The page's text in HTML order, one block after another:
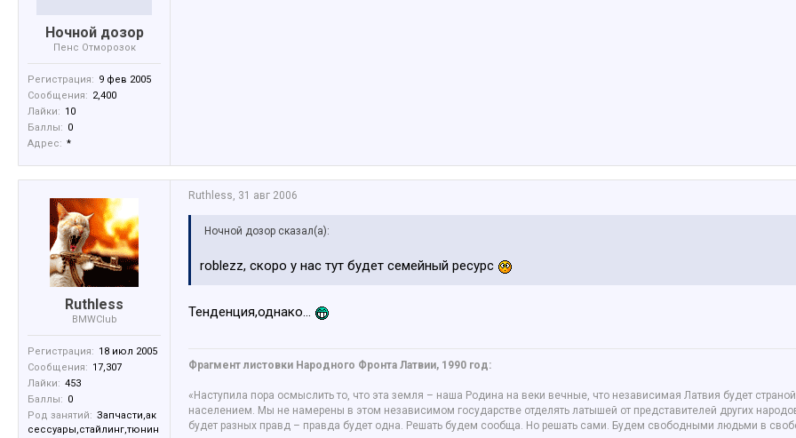
Ночной дозор
Пенс Отморозок
Регистрация: 9 фев 2005
Сообщения: 2,400
Лайки: 10
Баллы: 0
Адрес: *
Ruthless
BMWClub
Регистрация: 18 июл 2005
Сообщения: 17,307
Лайки: 453
Баллы: 0
Род занятий: Запчасти,ак
сессуары,стайлинг,тюнин
Ruthless 31 авг 2006
Ночной дозор сказал(а):
roblezz, скоро у нас тут будет семейный ресурс
Тенденция,однако...
Фрагмент листовки Народного Фронта Латвии, 1990 год:
«Наступила пора осмыслить то, что эта земля – наша Родина на веки вечные, что независимая Латвия будет
населением. Мы не намерены в этом независимом государстве отделять латышей от представителей других
будет разных правд – правда будет одна. Решать будем сообща. Но решать сами. Будем свободными людьми в